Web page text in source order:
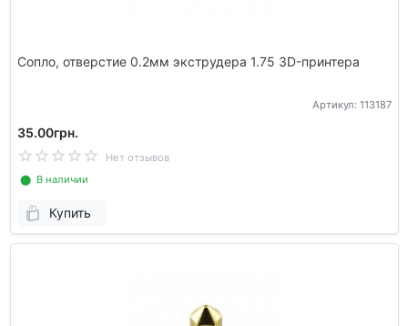
Сопло, отверстие 0.2мм экструдера 1.75 3D-принтера
Артикул: 113187
35.00грн.
Нет отзывов
⬤ В наличии
Купить